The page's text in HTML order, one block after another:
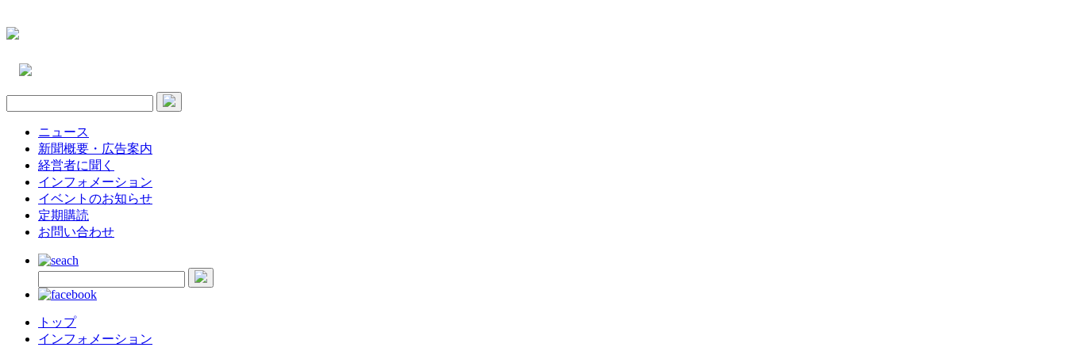
ニュース
新聞概要・広告案内
経営者に聞く
インフォメーション
イベントのお知らせ
定期購読
お問い合わせ
トップ
インフォメーション